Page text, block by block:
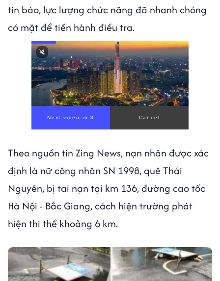
tin báo, lực lượng chức năng đã nhanh chóng
có mặt để tiến hành điều tra.
Next video in 1 Cancel
Theo nguồn tin Zing News, nạn nhân được xác
định là nữ công nhân SN 1998, quê Thái
Nguyên, bị tai nạn tại km 136, đường cao tốc
Hà Nội - Bắc Giang, cách hiện trường phát
hiện thi thể khoảng 6 km.